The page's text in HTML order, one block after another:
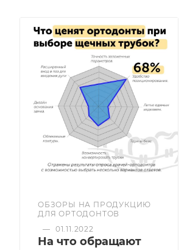
ОБЗОРЫ НА ПРОДУКЦИЮ
ДЛЯ ОРТОДОНТОВ
— 01.11.2022
На что обращают